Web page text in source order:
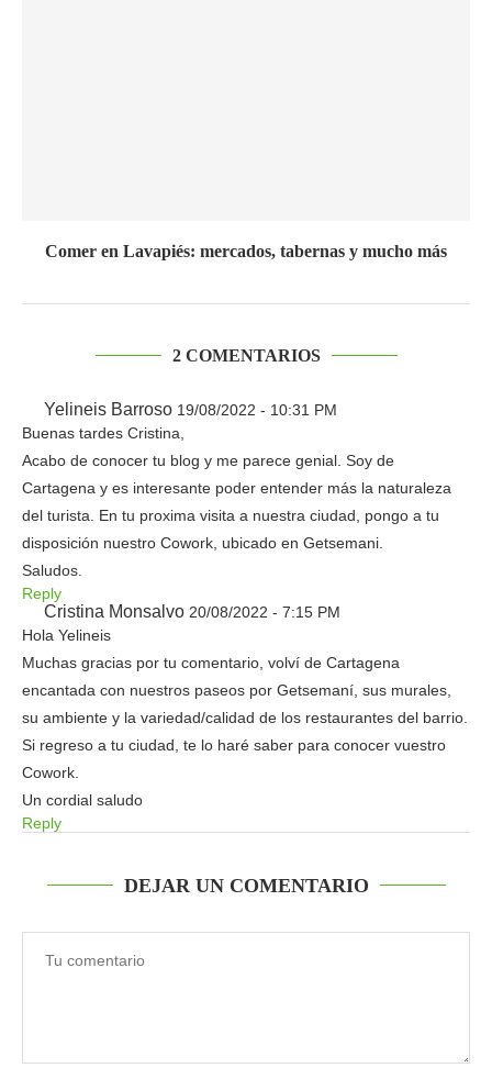
Comer en Lavapiés: mercados, tabernas y mucho más
2 COMENTARIOS
Yelineis Barroso 19/08/2022 - 10:31 PM
Buenas tardes Cristina,
Acabo de conocer tu blog y me parece genial. Soy de
Cartagena y es interesante poder entender más la naturaleza
del turista. En tu proxima visita a nuestra ciudad, pongo a tu
disposición nuestro Cowork, ubicado en Getsemani.
Saludos.
Reply
Cristina Monsalvo 20/08/2022 - 7:15 PM
Hola Yelineis
Muchas gracias por tu comentario, volví de Cartagena
encantada con nuestros paseos por Getsemaní, sus murales,
su ambiente y la variedad/calidad de los restaurantes del barrio.
Si regreso a tu ciudad, te lo haré saber para conocer vuestro
Cowork.
Un cordial saludo
Reply
DEJAR UN COMENTARIO